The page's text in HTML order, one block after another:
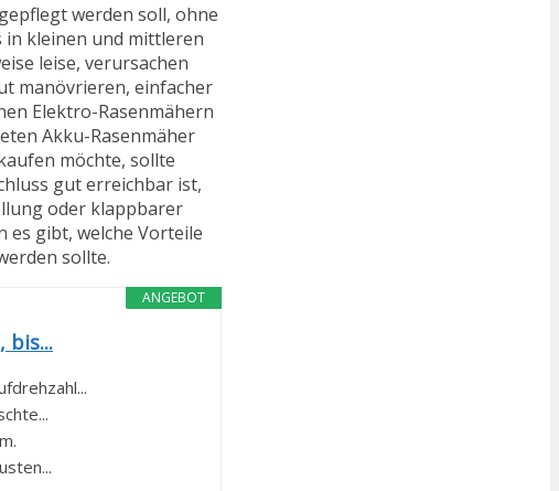
werden soll, ohne
kleinen und mittleren
leise, verursachen
manövrieren, einfacher
Elektro-Rasenmähern
Akku-Rasenmäher
möchte, sollte
gut erreichbar ist,
oder klappbarer
es gibt, welche Vorteile
sollte.
ANGEBOT
bis...